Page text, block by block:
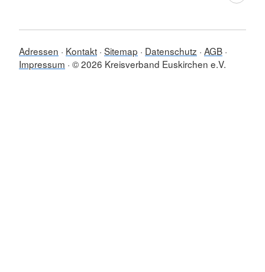
Adressen Kontakt Sitemap Datenschutz AGB
Impressum © 2026 Kreisverband Euskirchen e.V.